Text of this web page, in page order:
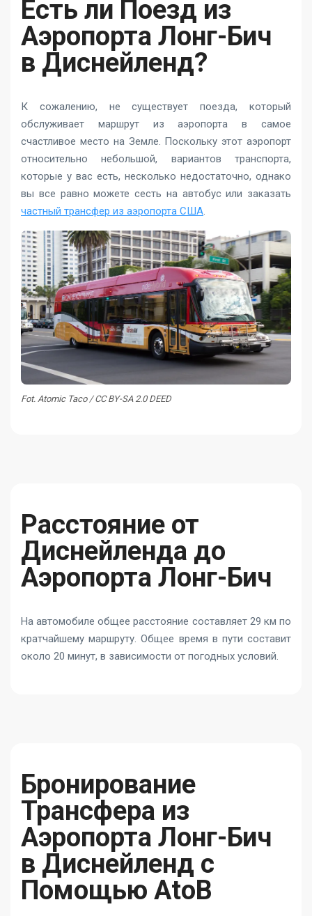
Есть ли Поезд из
Аэропорта Лонг-Бич
в Диснейленд?
К сожалению, не существует поезда, который
обслуживает маршрут из аэропорта в самое
счастливое место на Земле. Поскольку этот аэропорт
относительно небольшой, вариантов транспорта,
которые у вас есть, несколько недостаточно, однако
вы все равно можете сесть на автобус или заказать
частный трансфер из аэропорта США
Fot. Atomic Taco / CC BY-SA 2.0 DEED
Расстояние от
Диснейленда до
Аэропорта Лонг-Бич
На автомобиле общее расстояние составляет 29 км по
кратчайшему маршруту. Общее время в пути составит
около 20 минут, в зависимости от погодных условий.
Бронирование
Трансфера из
Аэропорта Лонг-Бич
в Диснейленд с
Помощью AtoB